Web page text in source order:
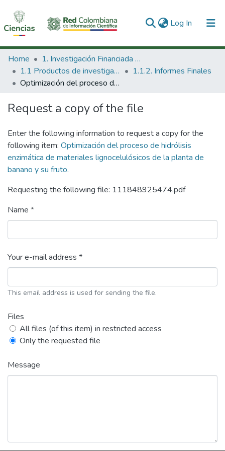
Log In (current)
Communities & Collections
All of DSpace
Home
1. Investigación Financiada con Recursos Públicos
1.1 Productos de investigación
1.1.2. Informes Finales
Optimización del proceso de hidrólisis enzimática de materiales lignocelulósicos de la planta de banano y su fruto.
Request a copy of the file
Enter the following information to request a copy for the
following item: Optimización del proceso de hidrólisis
enzimática de materiales lignocelulósicos de la planta de
banano y su fruto.
Requesting the following file: 111848925474.pdf
Name *
Your e-mail address *
This email address is used for sending the file.
Files
All files (of this item) in restricted access
Only the requested file
Message